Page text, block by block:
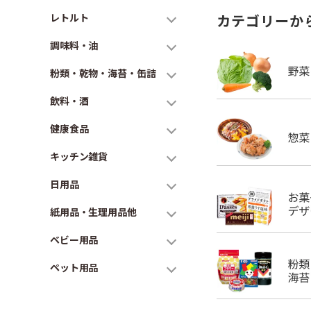
レトルト
調味料・油
粉類・乾物・海苔・缶詰
飲料・酒
健康食品
キッチン雑貨
日用品
紙用品・生理用品他
ベビー用品
ペット用品
カテゴリーか